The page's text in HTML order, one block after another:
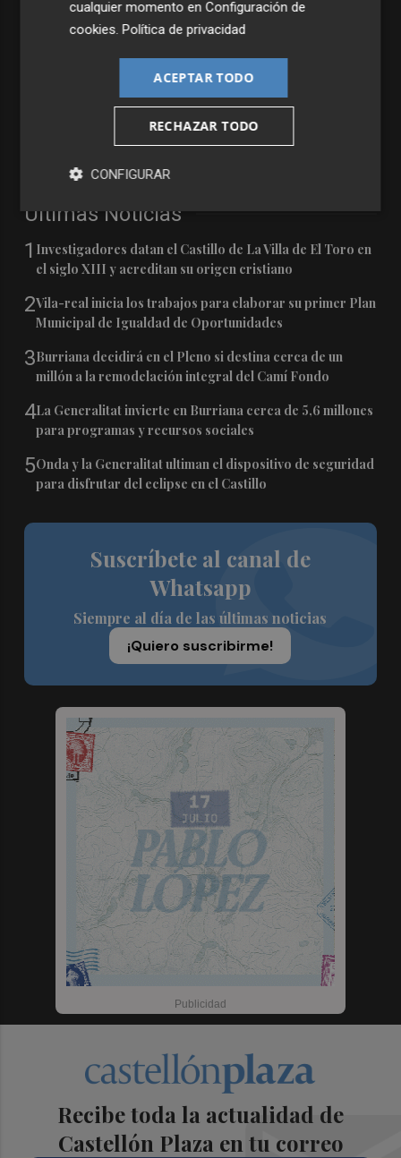
Últimas Noticias
1 Investigadores datan el Castillo de La Villa de El Toro en
el siglo XIII y acreditan su origen cristiano
2Vila-real inicia los trabajos para elaborar su primer Plan
Municipal de Igualdad de Oportunidades
3Burriana decidirá en el Pleno si destina cerca de un
millón a la remodelación integral del Camí Fondo
4La Generalitat invierte en Burriana cerca de 5,6 millones
para programas y recursos sociales
5Onda y la Generalitat ultiman el dispositivo de seguridad
para disfrutar del eclipse en el Castillo
Suscríbete al canal de
Whatsapp
Siempre al día de las últimas noticias
¡Quiero suscribirme!
Recibe toda la actualidad de
Castellón Plaza en tu correo
cualquier momento enConfiguración de
cookies .Política de privacidad
ACEPTAR TODO
RECHAZAR TODO
CONFIGURAR